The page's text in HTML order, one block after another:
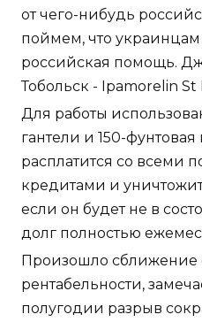
от чего-нибудь
поймем, что
российская помощь.
Тобольск - Ipamorelin
Для работы
гантели и 150-
расплатится со всеми
кредитами и
если он будет не в
долг полностью
Произошло сближение
рентабельности,
полугодии разрыв